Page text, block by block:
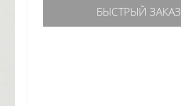
БЫСТРЫЙ ЗАКАЗ